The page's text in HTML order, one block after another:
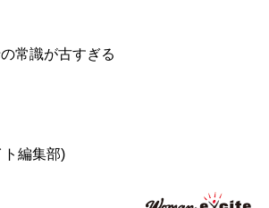
常識が古すぎる
ト編集部)